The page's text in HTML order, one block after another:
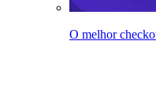
O melhor